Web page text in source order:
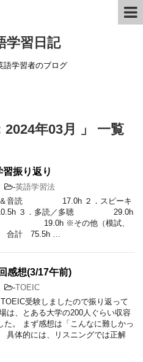
学習日記
語学習者のブログ
2024年03月 」 一覧
振り返り
-英語学習法
＆音読 17.0h ２．スピーキ
３．多読／多聴 29.0h
19.0h ※その他（模試、
合計 75.5h …
感想(3/17午前)
-TOEIC
受験しましたので振り返って
は、とある大学の200人ぐらい収容
た。 まず感想は「こんなに難しかっ
具体的には、リスニングでは正解